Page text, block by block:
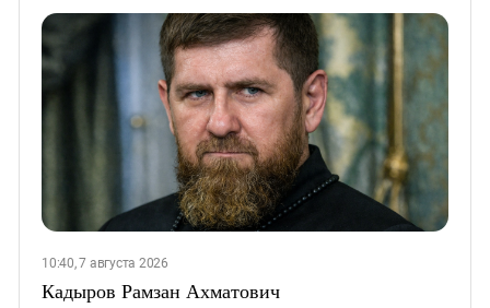
10:40, 7 августа 2026
Кадыров Рамзан Ахматович